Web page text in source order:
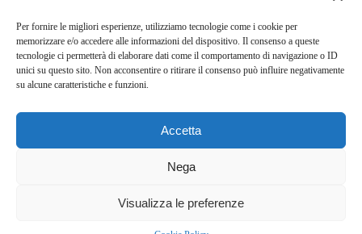
Per fornire le migliori esperienze, utilizziamo tecnologie come i cookie per
memorizzare e/o accedere alle informazioni del dispositivo. Il consenso a queste
tecnologie ci permetterà di elaborare dati come il comportamento di navigazione o ID
unici su questo sito. Non acconsentire o ritirare il consenso può influire negativamente
su alcune caratteristiche e funzioni.
Accetta
Nega
Visualizza le preferenze
psicologia e salute mentale.
Address:
VIA USODIMARE 3 - 37138 - VERONA (VR)
info@respira.re
045-511-7681
Bullet - Dynamic Solutions Srl P.IVA 02954300238 – REA